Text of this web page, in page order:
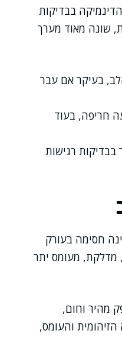
בבדיקות
שונה מאוד מערך
בעיקר אם עבר
חריפה, בעוד
רגישות
חסימה בעורק
מדלקת, מעומס יתר
מהיר וחום,
והעומס,